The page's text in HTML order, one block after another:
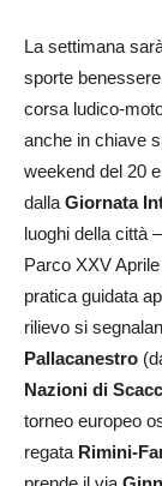
La settimana
sporte
corsa ludico-
anche in chiave
weekend del 20
dalla Giornata
luoghi della città
Parco XXV
pratica guidata
rilievo si
Pallacanestro
Nazioni di
torneo europeo
regata Rimini-